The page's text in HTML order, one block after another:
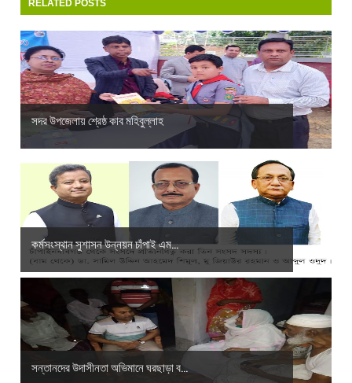
RELATED POSTS
সদর উপজেলায় শ্রেষ্ঠ কাব মহিবুল্লাহ
কর্মসংস্থান সুশাসন উন্নয়ন চাঁপাই এম...
সন্তানদের উদাসীনতা অভিমানে ঘরছাড়া ব...